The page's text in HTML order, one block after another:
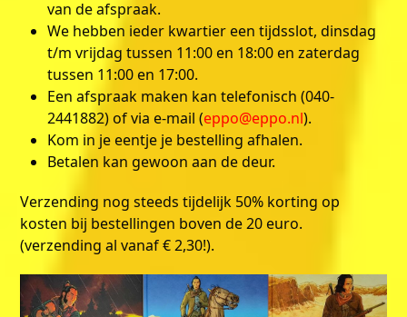
van de afspraak.
We hebben ieder kwartier een tijdsslot, dinsdag
t/m vrijdag tussen 11:00 en 18:00 en zaterdag
tussen 11:00 en 17:00.
Een afspraak maken kan telefonisch (040-
2441882) of via e-mail (eppo@eppo.nl).
Kom in je eentje je bestelling afhalen.
Betalen kan gewoon aan de deur.
Verzending nog steeds tijdelijk 50% korting op
kosten bij bestellingen boven de 20 euro.
(verzending al vanaf € 2,30!).